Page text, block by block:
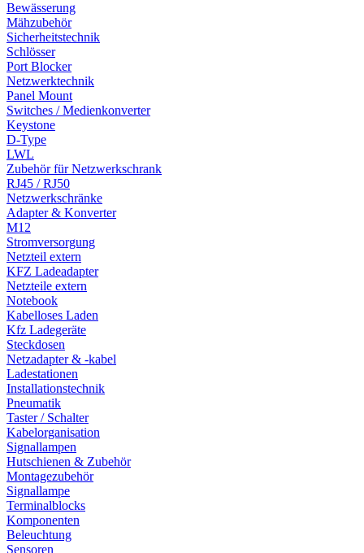
Bewässerung
Mähzubehör
Sicherheitstechnik
Schlösser
Port Blocker
Netzwerktechnik
Panel Mount
Switches / Medienkonverter
Keystone
D-Type
LWL
Zubehör für Netzwerkschrank
RJ45 / RJ50
Netzwerkschränke
Adapter & Konverter
M12
Stromversorgung
Netzteil extern
KFZ Ladeadapter
Netzteile extern
Notebook
Kabelloses Laden
Kfz Ladegeräte
Steckdosen
Netzadapter & -kabel
Ladestationen
Installationstechnik
Pneumatik
Taster / Schalter
Kabelorganisation
Signallampen
Hutschienen & Zubehör
Montagezubehör
Signallampe
Terminalblocks
Komponenten
Beleuchtung
Sensoren